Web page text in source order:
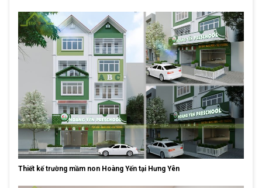
Thiết kế trường mầm non Hoàng Yến tại Hưng Yên